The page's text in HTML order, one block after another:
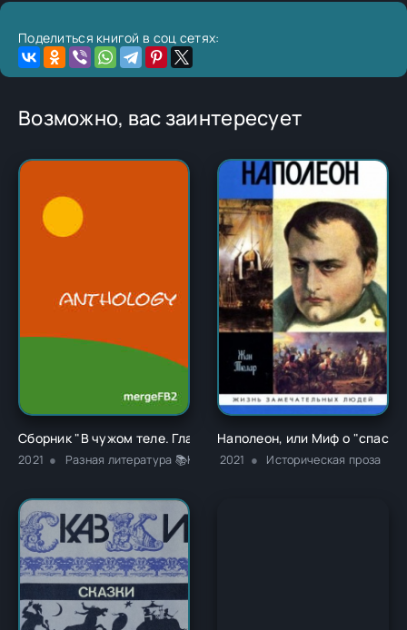
Поделиться книгой в соц сетях:
Возможно, вас заинтересует
Сборник "В чужом теле. Глава 1" - Ричард Карл Лаймон
2021 Разная литература 📚Классика
Наполеон, или Миф о
2021 Историческая проза